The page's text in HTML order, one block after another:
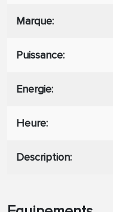
Marque
Puissance
Energie
Heure
Description